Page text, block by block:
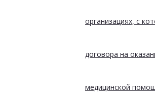
организациях, с
договора на
медицинской